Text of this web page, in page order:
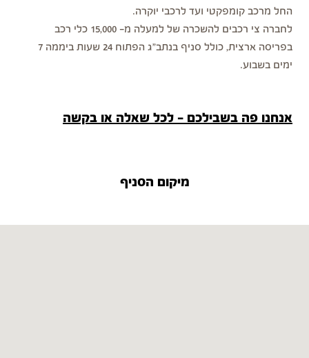
החל מרכב קומפקטי ועד לרכבי יוקרה.
לחברה צי רכבים להשכרה של למעלה מ- 15,000 כלי רכב
בפריסה ארצית, כולל סניף בנתב"ג הפתוח 24 שעות ביממה 7
ימים בשבוע.
אנחנו פה בשבילכם - לכל שאלה או בקשה
מיקום הסניף